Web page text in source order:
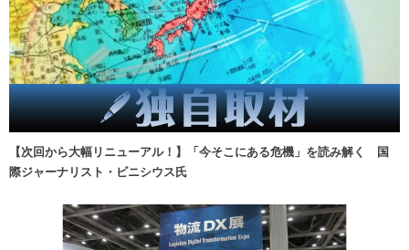
【次回から大幅リニューアル！】「今そこにある危機」を読み解く 国
際ジャーナリスト・ビニシウス氏